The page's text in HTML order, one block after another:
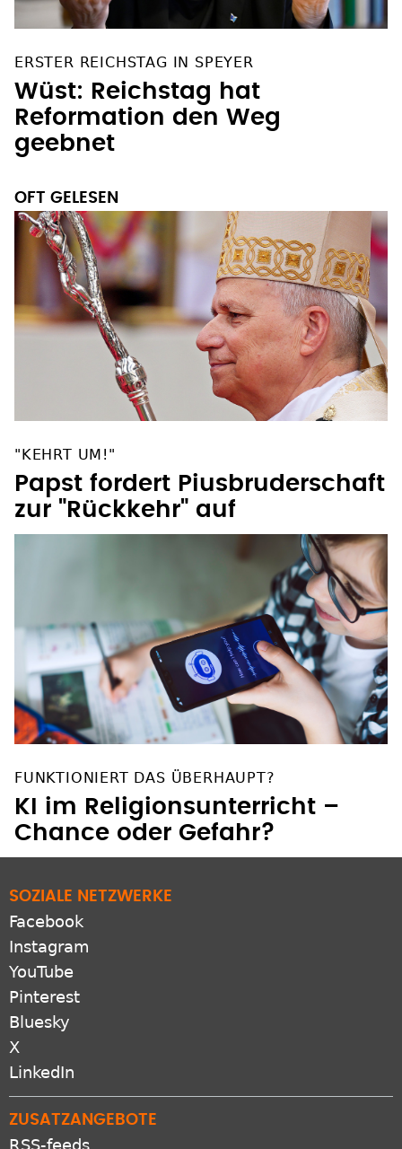
ERSTER REICHSTAG IN SPEYER
Wüst: Reichstag hat
Reformation den Weg
geebnet
OFT GELESEN
"KEHRT UM!"
Papst fordert Piusbruderschaft
zur "Rückkehr" auf
FUNKTIONIERT DAS ÜBERHAUPT?
KI im Religionsunterricht –
Chance oder Gefahr?
SOZIALE NETZWERKE
Facebook
Instagram
YouTube
Pinterest
Bluesky
X
LinkedIn
ZUSATZANGEBOTE
RSS-feeds